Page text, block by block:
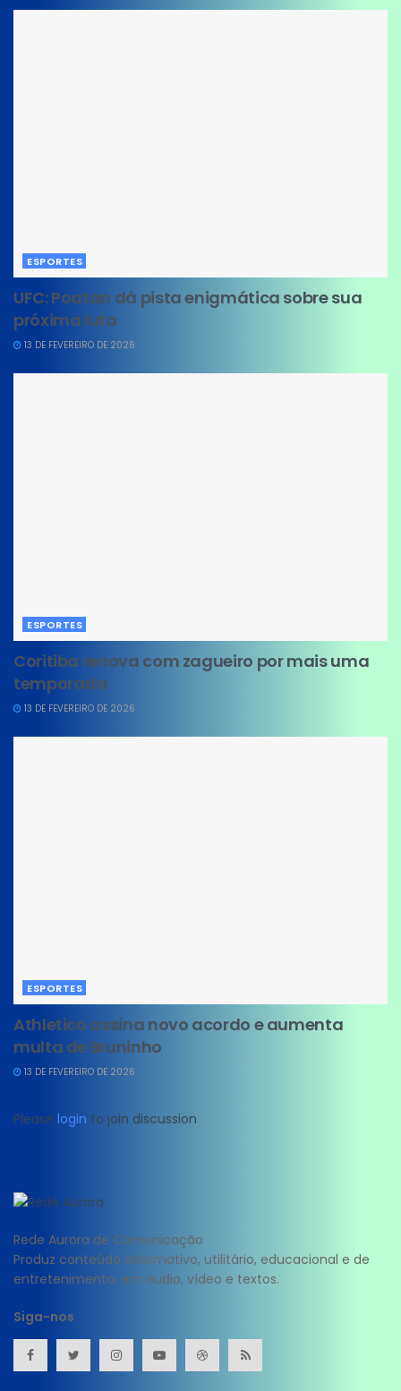
ESPORTES
UFC: Poatan dá pista enigmática sobre sua
próxima luta
13 DE FEVEREIRO DE 2026
ESPORTES
Coritiba renova com zagueiro por mais uma
temporada
13 DE FEVEREIRO DE 2026
ESPORTES
Athletico assina novo acordo e aumenta
multa de Bruninho
13 DE FEVEREIRO DE 2026
Please login to join discussion
Rede Aurora de Comunicação
Produz conteúdo informativo, utilitário, educacional e de
entretenimento; em áudio, vídeo e textos.
Siga-nos